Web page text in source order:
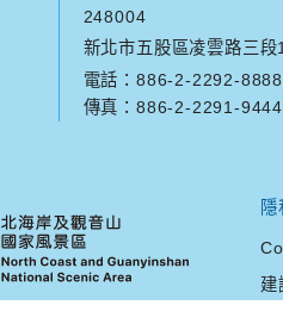
248004
新北市五股區凌雲路三段
電話：886-2-2292-8888
傳真：886-2-2291-9444
隱